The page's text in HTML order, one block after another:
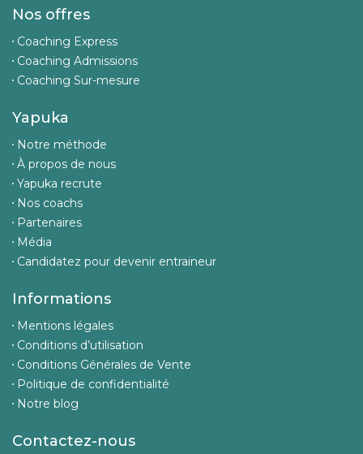
Nos offres
Coaching Express
Coaching Admissions
Coaching Sur-mesure
Yapuka
Notre méthode
À propos de nous
Yapuka recrute
Nos coachs
Partenaires
Média
Candidatez pour devenir entraineur
Informations
Mentions légales
Conditions d’utilisation
Conditions Générales de Vente
Politique de confidentialité
Notre blog
Contactez-nous